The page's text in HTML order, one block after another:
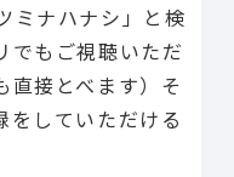
ミナハナシ」と検
でもご視聴いただ
直接とべます）そ
をしていただける